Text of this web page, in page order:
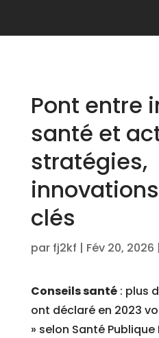
Pont entre
santé et
stratégies,
clés
par fj2kf | Fév 20, 2026 |
Conseils santé: plus
ont déclaré en 2023
» selon Santé